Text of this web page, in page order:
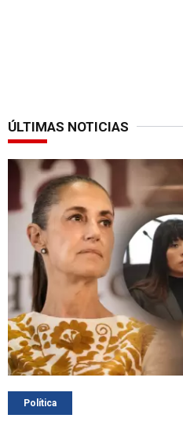
ÚLTIMAS NOTICIAS
Política